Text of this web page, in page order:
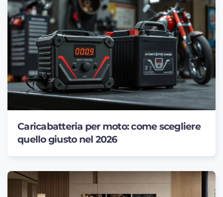
Caricabatteria per moto: come scegliere
quello giusto nel 2026